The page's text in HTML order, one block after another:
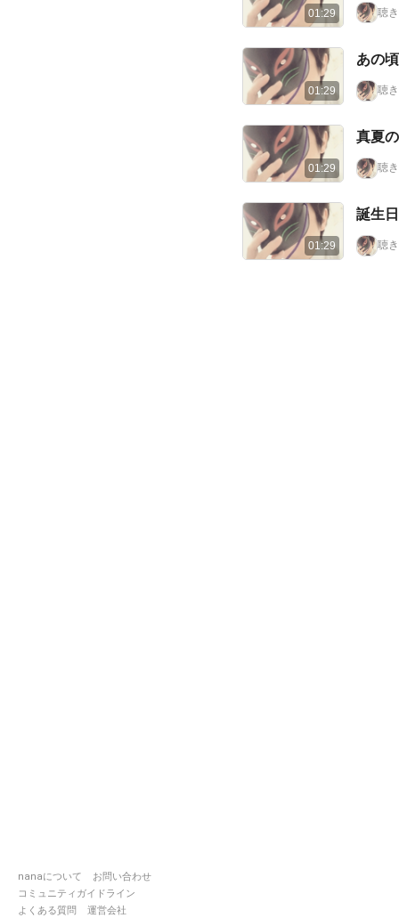
nanaについて
お問い合わせ
コミュニティガイドライン
よくある質問
運営会社
01:29 聴
01:29
あの
聴
01:29
真夏
聴
01:29
誕生
聴